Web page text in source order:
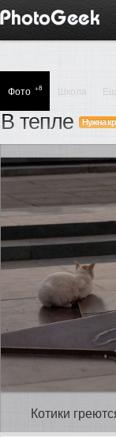
Фото +8 Школа
В тепле Нужна
Котики